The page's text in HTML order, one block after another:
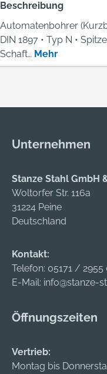
Beschreibung
Automatenbohrer
DIN 1897 • Typ N •
Schaft… Mehr
Unternehmen
Stanze Stahl GmbH
Woltorfer Str. 116a
31224 Peine
Deutschland
Kontakt:
Telefon: 05171 / 2955
E-Mail: info@stanze-
Öffnungszeiten
Vertrieb:
Montag bis